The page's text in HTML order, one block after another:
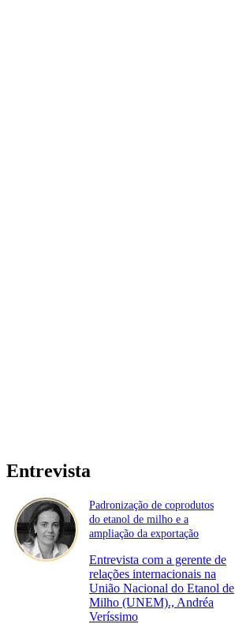
Entrevista
Padronização de coprodutos
do etanol de milho e a
ampliação da exportação
Entrevista com a gerente de
relações internacionais na
União Nacional do Etanol de
Milho (UNEM)., Andréa
Veríssimo